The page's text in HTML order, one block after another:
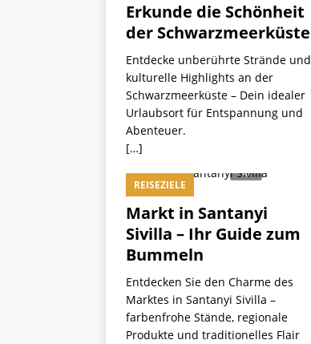
Erkunde die Schönheit
der Schwarzmeerküste
Entdecke unberührte Strände und
kulturelle Highlights an der
Schwarzmeerküste – Dein idealer
Urlaubsort für Entspannung und
Abenteuer.
[…]
Markt in Santanyi
Sivilla – Ihr Guide zum
Bummeln
REISEZIELE
Entdecken Sie den Charme des
Marktes in Santanyi Sivilla –
farbenfrohe Stände, regionale
Produkte und traditionelles Flair